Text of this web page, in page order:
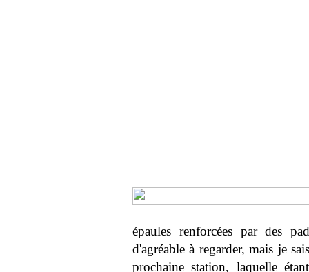
épaules renforcées par des
d'agréable à regarder, mais je
prochaine station, laquelle